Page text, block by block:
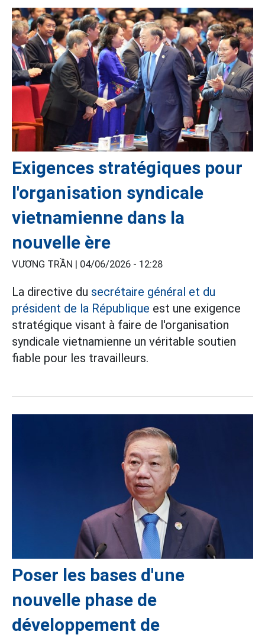
Exigences stratégiques pour
l'organisation syndicale
vietnamienne dans la
nouvelle ère
VƯƠNG TRẦN | 04/06/2026 - 12:28
La directive du secrétaire général et du
président de la République est une exigence
stratégique visant à faire de l'organisation
syndicale vietnamienne un véritable soutien
fiable pour les travailleurs.
Poser les bases d'une
nouvelle phase de
développement de